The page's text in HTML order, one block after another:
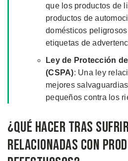
que los productos de
productos de
domésticos
etiquetas de
Ley de Protección
(CSPA): Una ley
mejores
pequeños contra los
¿Qué Hacer Tras
Relacionadas con